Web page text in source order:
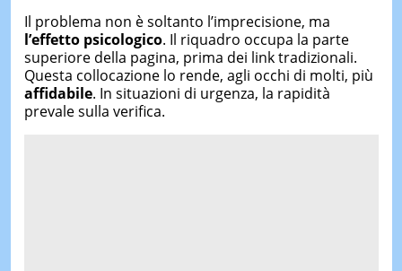
Il problema non è soltanto l’imprecisione, ma
l’effetto psicologico. Il riquadro occupa la parte
superiore della pagina, prima dei link tradizionali.
Questa collocazione lo rende, agli occhi di molti, più
affidabile. In situazioni di urgenza, la rapidità
prevale sulla verifica.